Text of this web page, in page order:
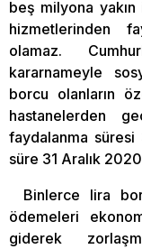
beş milyona yakın
hizmetlerinden
olamaz.
kararnameyle
borcu olanların
hastanelerden
faydalanma süresi
süre 31 Aralık
Binlerce lira
ödemeleri
giderek